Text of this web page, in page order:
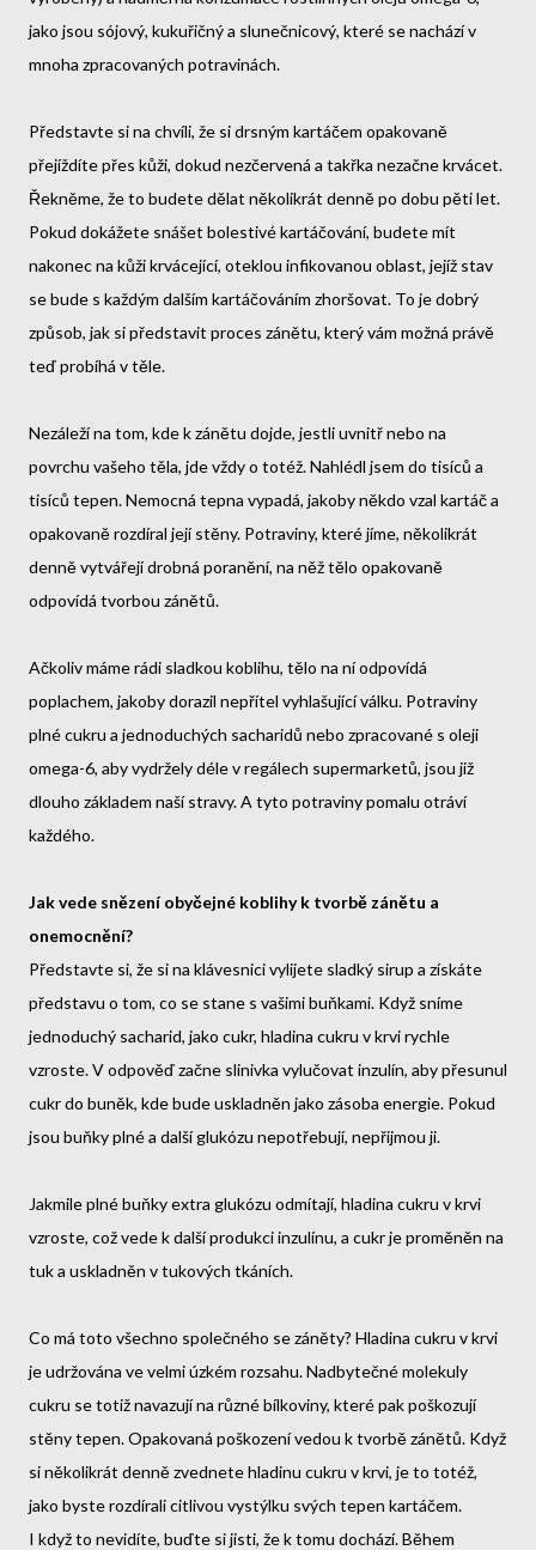
jako jsou sójový, kukuřičný a slunečnicový, které se nachází v
mnoha zpracovaných potravinách.
Představte si na chvíli, že si drsným kartáčem opakovaně
přejíždíte přes kůži, dokud nezčervená a takřka nezačne krvácet.
Řekněme, že to budete dělat několikrát denně po dobu pěti let.
Pokud dokážete snášet bolestivé kartáčování, budete mít
nakonec na kůži krvácející, oteklou infikovanou oblast, jejíž stav
se bude s každým dalším kartáčováním zhoršovat. To je dobrý
způsob, jak si představit proces zánětu, který vám možná právě
teď probíhá v těle.
Nezáleží na tom, kde k zánětu dojde, jestli uvnitř nebo na
povrchu vašeho těla, jde vždy o totéž. Nahlédl jsem do tisíců a
tisíců tepen. Nemocná tepna vypadá, jakoby někdo vzal kartáč a
opakovaně rozdíral její stěny. Potraviny, které jíme, několikrát
denně vytvářejí drobná poranění, na něž tělo opakovaně
odpovídá tvorbou zánětů.
Ačkoliv máme rádi sladkou koblihu, tělo na ní odpovídá
poplachem, jakoby dorazil nepřítel vyhlašující válku. Potraviny
plné cukru a jednoduchých sacharidů nebo zpracované s oleji
omega-6, aby vydržely déle v regálech supermarketů, jsou již
dlouho základem naší stravy. A tyto potraviny pomalu otráví
každého.
Jak vede snězení obyčejné koblihy k tvorbě zánětu a
onemocnění?
Představte si, že si na klávesnici vylijete sladký sirup a získáte
představu o tom, co se stane s vašimi buňkami. Když sníme
jednoduchý sacharid, jako cukr, hladina cukru v krvi rychle
vzroste. V odpověď začne slinivka vylučovat inzulín, aby přesunul
cukr do buněk, kde bude uskladněn jako zásoba energie. Pokud
jsou buňky plné a další glukózu nepotřebují, nepřijmou ji.
Jakmile plné buňky extra glukózu odmítají, hladina cukru v krvi
vzroste, což vede k další produkci inzulínu, a cukr je proměněn na
tuk a uskladněn v tukových tkáních.
Co má toto všechno společného se záněty? Hladina cukru v krvi
je udržována ve velmi úzkém rozsahu. Nadbytečné molekuly
cukru se totiž navazují na různé bílkoviny, které pak poškozují
stěny tepen. Opakovaná poškození vedou k tvorbě zánětů. Když
si několikrát denně zvednete hladinu cukru v krvi, je to totéž,
jako byste rozdírali citlivou vystýlku svých tepen kartáčem.
I když to nevidíte, buďte si jisti, že k tomu dochází. Během